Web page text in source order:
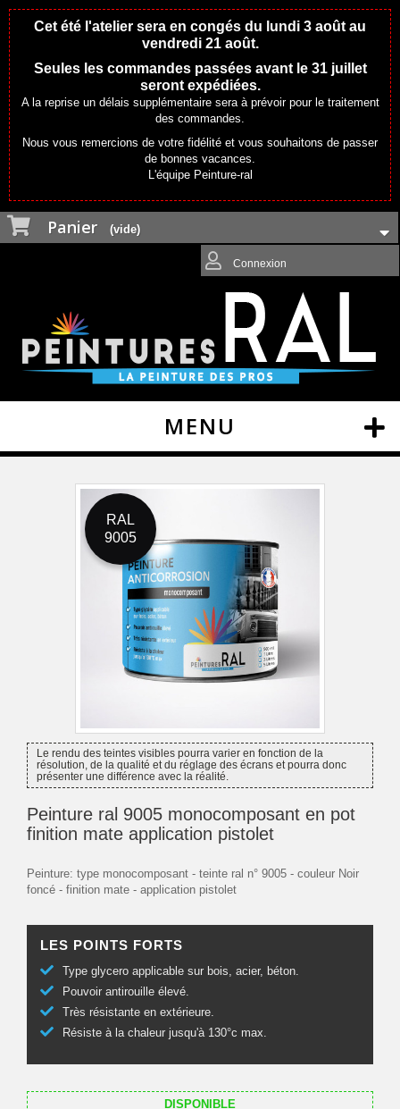
Cet été l'atelier sera en congés du lundi 3 août au
vendredi 21 août.
Seules les commandes passées avant le 31 juillet
seront expédiées.
A la reprise un délais supplémentaire sera à prévoir pour le traitement
des commandes.
Nous vous remercions de votre fidélité et vous souhaitons de passer
de bonnes vacances.
L'équipe Peinture-ral
Panier (vide)
Connexion
MENU
RAL
9005
Le rendu des teintes visibles pourra varier en fonction de la
résolution, de la qualité et du réglage des écrans et pourra donc
présenter une différence avec la réalité.
Peinture ral 9005 monocomposant en pot
finition mate application pistolet
Peinture: type monocomposant - teinte ral n° 9005 - couleur Noir
foncé - finition mate - application pistolet
LES POINTS FORTS
Type glycero applicable sur bois, acier, béton.
Pouvoir antirouille élevé.
Très résistante en extérieure.
Résiste à la chaleur jusqu'à 130°c max.
DISPONIBLE